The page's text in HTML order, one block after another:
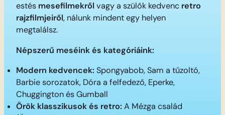
estés mesefilmekről vagy a szülők kedvenc retro
rajzfilmjeiről, nálunk mindent egy helyen
megtalálsz.
Népszerű meséink és kategóriáink:
Modern kedvencek: Spongyabob, Sam a tűzoltó,
Barbie sorozatok, Dóra a felfedező, Eperke,
Chuggington és Gumball
Örök klasszikusok és retro: A Mézga család